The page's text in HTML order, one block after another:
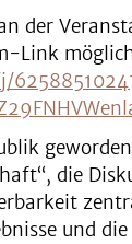
der
Link
die
und